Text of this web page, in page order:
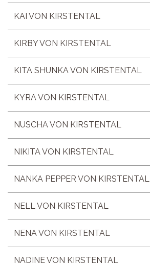
KAI VON KIRSTENTAL
KIRBY VON KIRSTENTAL
KITA SHUNKA VON KIRSTENTAL
KYRA VON KIRSTENTAL
NUSCHA VON KIRSTENTAL
NIKITA VON KIRSTENTAL
NANKA PEPPER VON KIRSTENTAL
NELL VON KIRSTENTAL
NENA VON KIRSTENTAL
NADINE VON KIRSTENTAL